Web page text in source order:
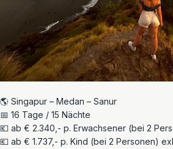
🌎 Singapur – Medan – Sanur
📅 16 Tage / 15 Nächte
💶 ab € 2.340,- p. Erwachsener (bei 2
💶 ab € 1.737,- p. Kind (bei 2 Personen)